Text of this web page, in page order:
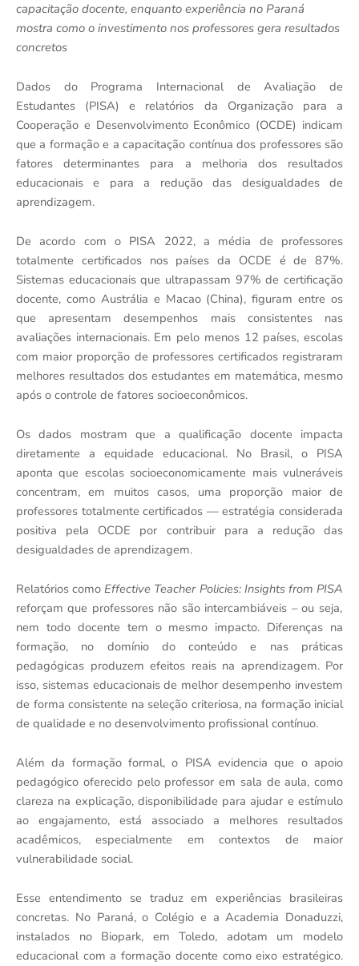
capacitação docente, enquanto experiência no Paraná
mostra como o investimento nos professores gera resultados
concretos
Dados do Programa Internacional de Avaliação de
Estudantes (PISA) e relatórios da Organização para a
Cooperação e Desenvolvimento Econômico (OCDE) indicam
que a formação e a capacitação contínua dos professores são
fatores determinantes para a melhoria dos resultados
educacionais e para a redução das desigualdades de
aprendizagem.
De acordo com o PISA 2022, a média de professores
totalmente certificados nos países da OCDE é de 87%.
Sistemas educacionais que ultrapassam 97% de certificação
docente, como Austrália e Macao (China), figuram entre os
que apresentam desempenhos mais consistentes nas
avaliações internacionais. Em pelo menos 12 países, escolas
com maior proporção de professores certificados registraram
melhores resultados dos estudantes em matemática, mesmo
após o controle de fatores socioeconômicos.
Os dados mostram que a qualificação docente impacta
diretamente a equidade educacional. No Brasil, o PISA
aponta que escolas socioeconomicamente mais vulneráveis
concentram, em muitos casos, uma proporção maior de
professores totalmente certificados — estratégia considerada
positiva pela OCDE por contribuir para a redução das
desigualdades de aprendizagem.
Relatórios como Effective Teacher Policies: Insights from PISA
reforçam que professores não são intercambiáveis – ou seja,
nem todo docente tem o mesmo impacto. Diferenças na
formação, no domínio do conteúdo e nas práticas
pedagógicas produzem efeitos reais na aprendizagem. Por
isso, sistemas educacionais de melhor desempenho investem
de forma consistente na seleção criteriosa, na formação inicial
de qualidade e no desenvolvimento profissional contínuo.
Além da formação formal, o PISA evidencia que o apoio
pedagógico oferecido pelo professor em sala de aula, como
clareza na explicação, disponibilidade para ajudar e estímulo
ao engajamento, está associado a melhores resultados
acadêmicos, especialmente em contextos de maior
vulnerabilidade social.
Esse entendimento se traduz em experiências brasileiras
concretas. No Paraná, o Colégio e a Academia Donaduzzi,
instalados no Biopark, em Toledo, adotam um modelo
educacional com a formação docente como eixo estratégico.